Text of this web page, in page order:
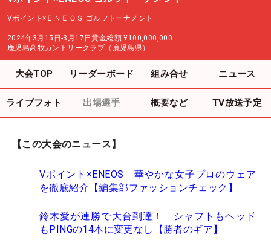
Vポイント×ＥＮＥＯＳ ゴルフトーナメント
2024年3月15日-3月17日賞金総額 ¥100,000,000
鹿児島高牧カントリークラブ（鹿児島県）
大会TOP リーダーボード 組み合せ ニュース
ライブフォト 出場選手 概要など TV放送予定
【この大会のニュース】
Vポイント×ENEOS 華やかな女子プロのウェア
を徹底紹介【編集部ファッションチェック】
鈴木愛が連勝で大台到達！ シャフトもヘッド
もPINGの14本に変更なし【勝者のギア】